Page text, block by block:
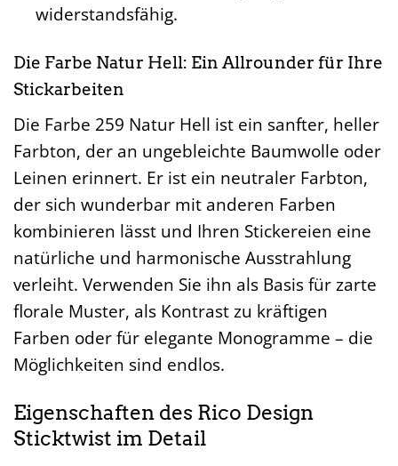
widerstandsfähig.
Die Farbe Natur Hell: Ein Allrounder für Ihre
Stickarbeiten
Die Farbe 259 Natur Hell ist ein sanfter, heller
Farbton, der an ungebleichte Baumwolle oder
Leinen erinnert. Er ist ein neutraler Farbton,
der sich wunderbar mit anderen Farben
kombinieren lässt und Ihren Stickereien eine
natürliche und harmonische Ausstrahlung
verleiht. Verwenden Sie ihn als Basis für zarte
florale Muster, als Kontrast zu kräftigen
Farben oder für elegante Monogramme – die
Möglichkeiten sind endlos.
Eigenschaften des Rico Design
Sticktwist im Detail